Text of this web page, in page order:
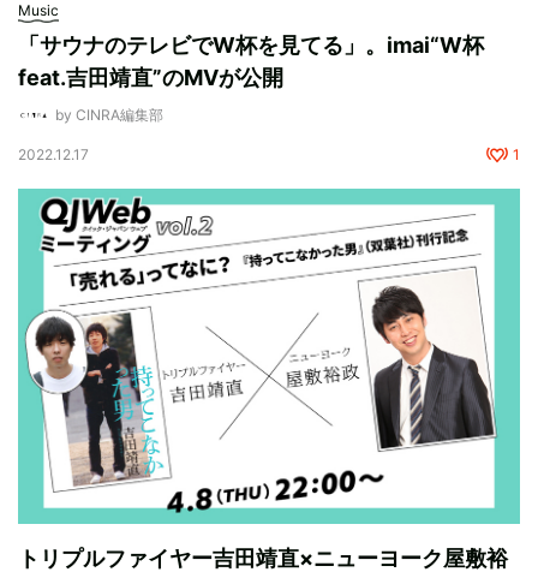
Music
「サウナのテレビでW杯を見てる」。imai“W杯
feat.吉田靖直”のMVが公開
by CINRA編集部
2022.12.17 1
トリプルファイヤー吉田靖直×ニューヨーク屋敷裕